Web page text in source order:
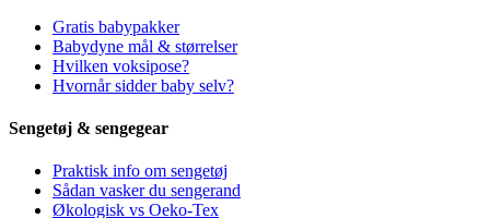
Gratis babypakker
Babydyne mål & størrelser
Hvilken voksipose?
Hvornår sidder baby selv?
Sengetøj & sengegear
Praktisk info om sengetøj
Sådan vasker du sengerand
Økologisk vs Oeko-Tex